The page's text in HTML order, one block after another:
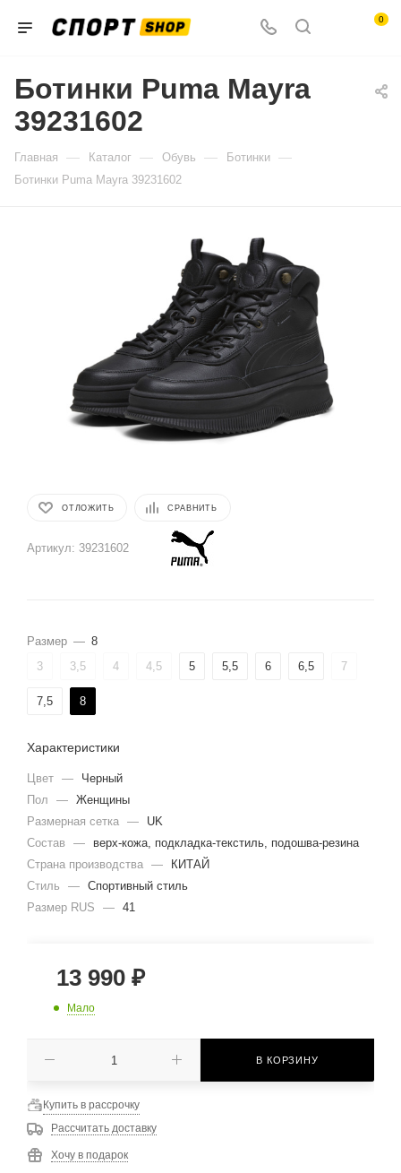
0
Ботинки Puma Mayra
39231602
Главная — Каталог — Обувь — Ботинки —
Ботинки Puma Mayra 39231602
ОТЛОЖИТЬ СРАВНИТЬ
Артикул: 39231602
Размер — 8
3
3,5 4 4,5 5 5,5 6 6,5 7
7,5 8
Характеристики
Цвет —
Черный
Пол
— Женщины
Размерная сетка —
UK
Состав
—
верх-кожа, подкладка-текстиль, подошва-резина
Страна производства —
КИТАЙ
Стиль
— Спортивный стиль
Размер RUS
— 41
13 990 ₽
Мало
В КОРЗИНУ
Купить в рассрочку
Рассчитать доставку
Хочу в подарок